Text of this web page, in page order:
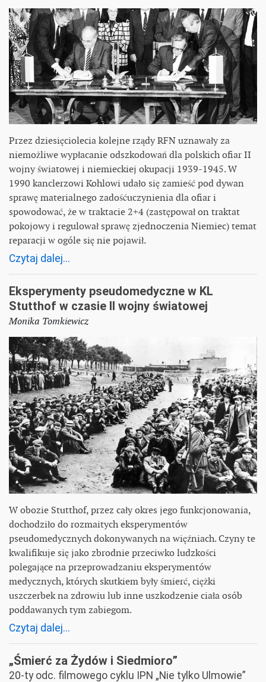
Przez dziesięciolecia kolejne rządy RFN uznawały za
niemożliwe wypłacanie odszkodowań dla polskich ofiar II
wojny światowej i niemieckiej okupacji 1939-1945. W
1990 kanclerzowi Kohlowi udało się zamieść pod dywan
sprawę materialnego zadośćuczynienia dla ofiar i
spowodować, że w traktacie 2+4 (zastępował on traktat
pokojowy i regulował sprawę zjednoczenia Niemiec) temat
reparacji w ogóle się nie pojawił.
Czytaj dalej...
Eksperymenty pseudomedyczne w KL
Stutthof w czasie II wojny światowej
Monika Tomkiewicz
W obozie Stutthof, przez cały okres jego funkcjonowania,
dochodziło do rozmaitych eksperymentów
pseudomedycznych dokonywanych na więźniach. Czyny te
kwalifikuje się jako zbrodnie przeciwko ludzkości
polegające na przeprowadzaniu eksperymentów
medycznych, których skutkiem były śmierć, ciężki
uszczerbek na zdrowiu lub inne uszkodzenie ciała osób
poddawanych tym zabiegom.
Czytaj dalej...
„Śmierć za Żydów i Siedmioro”
20-ty odc. filmowego cyklu IPN „Nie tylko Ulmowie”